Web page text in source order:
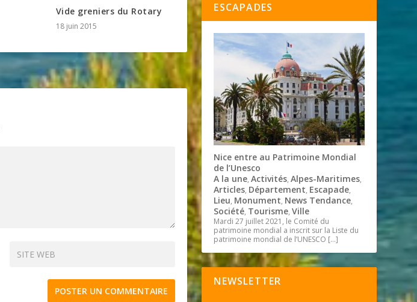
Vide greniers du Rotary
18 juin 2015
ESCAPADES
Nice entre au Patrimoine Mondial
de l’Unesco
A la une,Activités,Alpes-Maritimes,
Articles, Département, Escapade,
Lieu, Monument, News Tendance,
Société, Tourisme,Ville
Mardi 27 juillet 2021, le Comité du
patrimoine mondial a inscrit sur la Liste du
patrimoine mondial de l’UNESCO […]
NEWSLETTER